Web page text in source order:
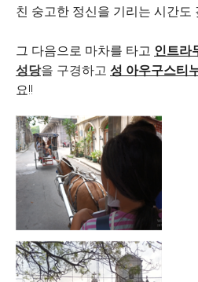
친 숭고한 정신을 기리는 시간도
그 다음으로 마차를 타고 인트라
성당을 구경하고 성 아우구스티
요!!